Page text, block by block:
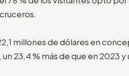
millones de dólares en
, un 23,4 % más de que en 2023 y